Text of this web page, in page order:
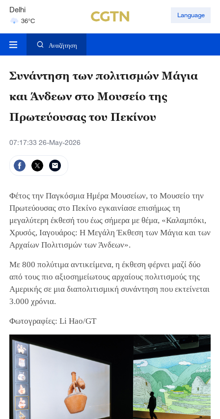
Delhi
36°C
Hyderabad
Language
Αναζήτηση
Συνάντηση των πολιτισμών Μάγια
και Άνδεων στο Μουσείο της
Πρωτεύουσας του Πεκίνου
07:17:33 26-May-2026
Φέτος την Παγκόσμια Ημέρα Μουσείων, το Μουσείο την
Πρωτεύουσας στο Πεκίνο εγκαινίασε επισήμως τη
μεγαλύτερη έκθεσή του έως σήμερα με θέμα, «Καλαμπόκι,
Χρυσός, Ιαγουάρος: Η Μεγάλη Έκθεση των Μάγια και των
Αρχαίων Πολιτισμών των Άνδεων».
Με 800 πολύτιμα αντικείμενα, η έκθεση φέρνει μαζί δύο
από τους πιο αξιοσημείωτους αρχαίους πολιτισμούς της
Αμερικής σε μια διαπολιτισμική συνάντηση που εκτείνεται
3.000 χρόνια.
Φωτογραφίες: Li Hao/GT